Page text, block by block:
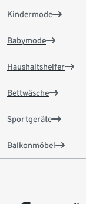
Kindermode
Babymode
Haushaltshelfer
Bettwäsche
Sportgeräte
Balkonmöbel